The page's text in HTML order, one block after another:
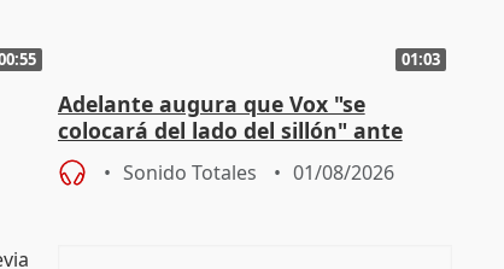
01:03
Adelante augura que Vox "se
colocará del lado del sillón" ante
iniciativas de la oposición
Sonido Totales 01/08/2026